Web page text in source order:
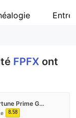
FPFX ont
Fortune Prime Global
8.58